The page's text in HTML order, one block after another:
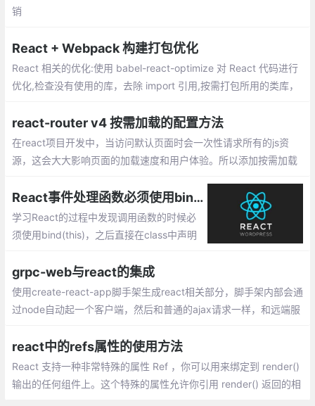
销
React + Webpack 构建打包优化
React 相关的优化:使用 babel-react-optimize 对 React 代码进行
优化,检查没有使用的库，去除 import 引用,按需打包所用的类库，
面：构建速度慢,打包后的文件体积过大
react-router v4 按需加载的配置方法
在react项目开发中，当访问默认页面时会一次性请求所有的js资
源，这会大大影响页面的加载速度和用户体验。所以添加按需加载
React事件处理函数必须使用bind(this)的原因
学习React的过程中发现调用函数的时候必
须使用bind(this)，之后直接在class中声明
行了一番查阅，总结如下。
grpc-web与react的集成
使用create-react-app脚手架生成react相关部分，脚手架内部会通
过node自动起一个客户端，然后和普通的ajax请求一样，和远端服
求，远端采用docker容器的node服务器，node服务器端使用envo
y作为代理
react中的refs属性的使用方法
React 支持一种非常特殊的属性 Ref ，你可以用来绑定到 render()
输出的任何组件上。这个特殊的属性允许你引用 render() 返回的相